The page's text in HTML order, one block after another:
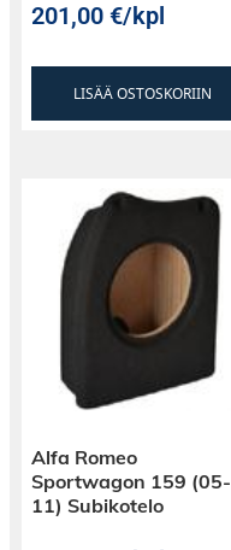
201,00€/kpl
LISÄÄ OSTOSKORIIN
Alfa Romeo
Sportwagon 159 (05-
11) Subikotelo